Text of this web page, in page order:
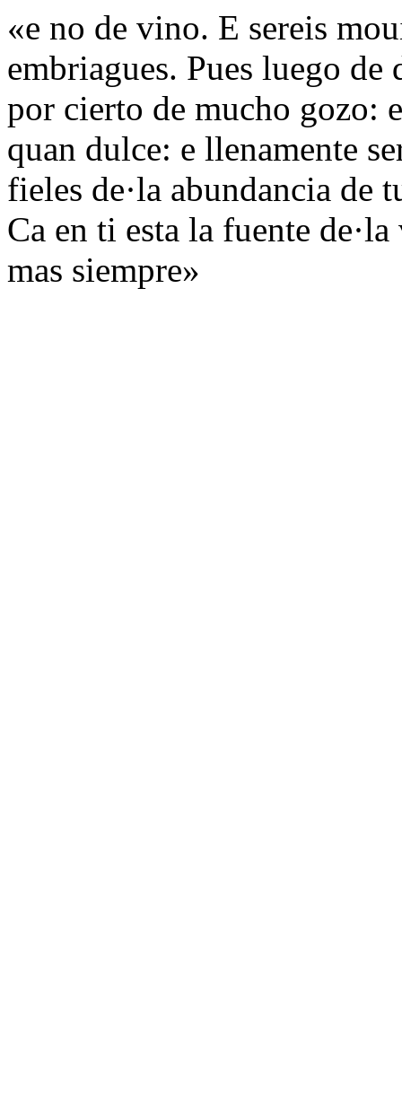
«e no de vino. E sereis
embriagues. Pues luego de
por cierto de mucho gozo:
quan dulce: e llenamente
fieles de·la abundancia de
Ca en ti esta la fuente
mas siempre»